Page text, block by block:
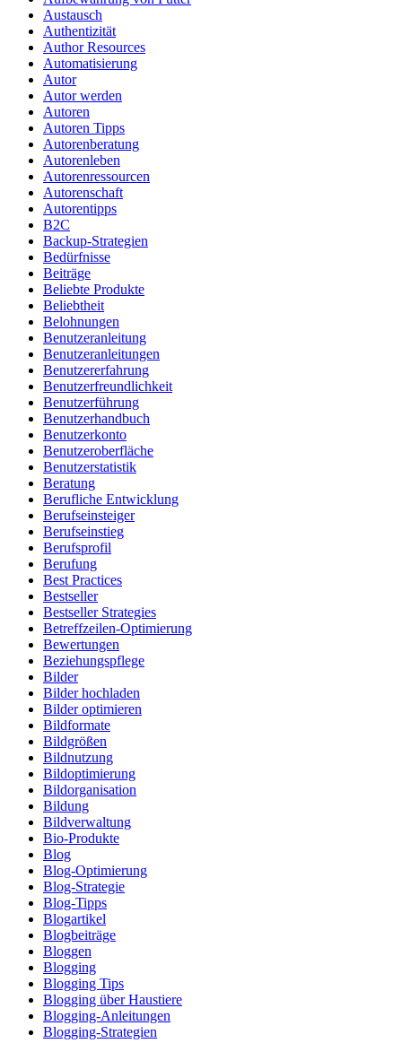
Austausch
Authentizität
Author Resources
Automatisierung
Autor
Autor werden
Autoren
Autoren Tipps
Autorenberatung
Autorenleben
Autorenressourcen
Autorenschaft
Autorentipps
B2C
Backup-Strategien
Bedürfnisse
Beiträge
Beliebte Produkte
Beliebtheit
Belohnungen
Benutzeranleitung
Benutzeranleitungen
Benutzererfahrung
Benutzerfreundlichkeit
Benutzerführung
Benutzerhandbuch
Benutzerkonto
Benutzeroberfläche
Benutzerstatistik
Beratung
Berufliche Entwicklung
Berufseinsteiger
Berufseinstieg
Berufsprofil
Berufung
Best Practices
Bestseller
Bestseller Strategies
Betreffzeilen-Optimierung
Bewertungen
Beziehungspflege
Bilder
Bilder hochladen
Bilder optimieren
Bildformate
Bildgrößen
Bildnutzung
Bildoptimierung
Bildorganisation
Bildung
Bildverwaltung
Bio-Produkte
Blog
Blog-Optimierung
Blog-Strategie
Blog-Tipps
Blogartikel
Blogbeiträge
Bloggen
Blogging
Blogging Tips
Blogging über Haustiere
Blogging-Anleitungen
Blogging-Strategien